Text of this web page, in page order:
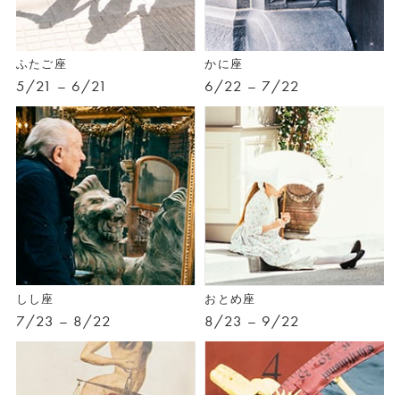
ふたご座
5/21 – 6/21
かに座
6/22 – 7/22
しし座
7/23 – 8/22
おとめ座
8/23 – 9/22